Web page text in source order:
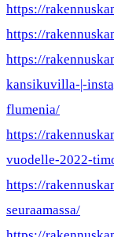
https://
https://
https://
kansikuvilla-|-
flumenia/
https://
vuodelle-2022-
https://
seuraamassa/